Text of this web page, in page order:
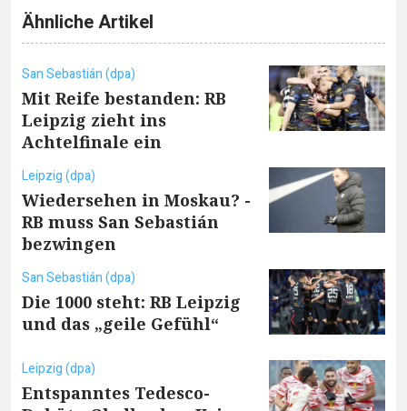
Ähnliche Artikel
San Sebastián (dpa)
Mit Reife bestanden: RB
Leipzig zieht ins
Achtelfinale ein
Leipzig (dpa)
Wiedersehen in Moskau? -
RB muss San Sebastián
bezwingen
San Sebastián (dpa)
Die 1000 steht: RB Leipzig
und das „geile Gefühl“
Leipzig (dpa)
Entspanntes Tedesco-